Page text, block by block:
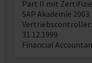
Part II mit
SAP Akademie
Vertriebscontroller:
31.12.1999
Financial